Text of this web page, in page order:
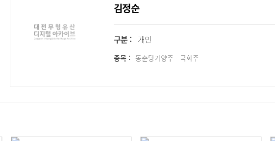
김정순
구분 : 개인
종목 : 동춘당가양주 - 국화주